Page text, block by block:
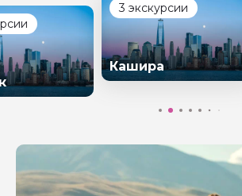
3 экскурсии
Кашира
Задайте свой вопрос гиду
Как вас зовут